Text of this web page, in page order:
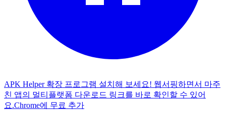
APK Helper 확장 프로그램 설치해 보세요! 웹서핑하면서 마주
친 앱의 멀티플랫폼 다운로드 링크를 바로 확인할 수 있어
요.Chrome에 무료 추가